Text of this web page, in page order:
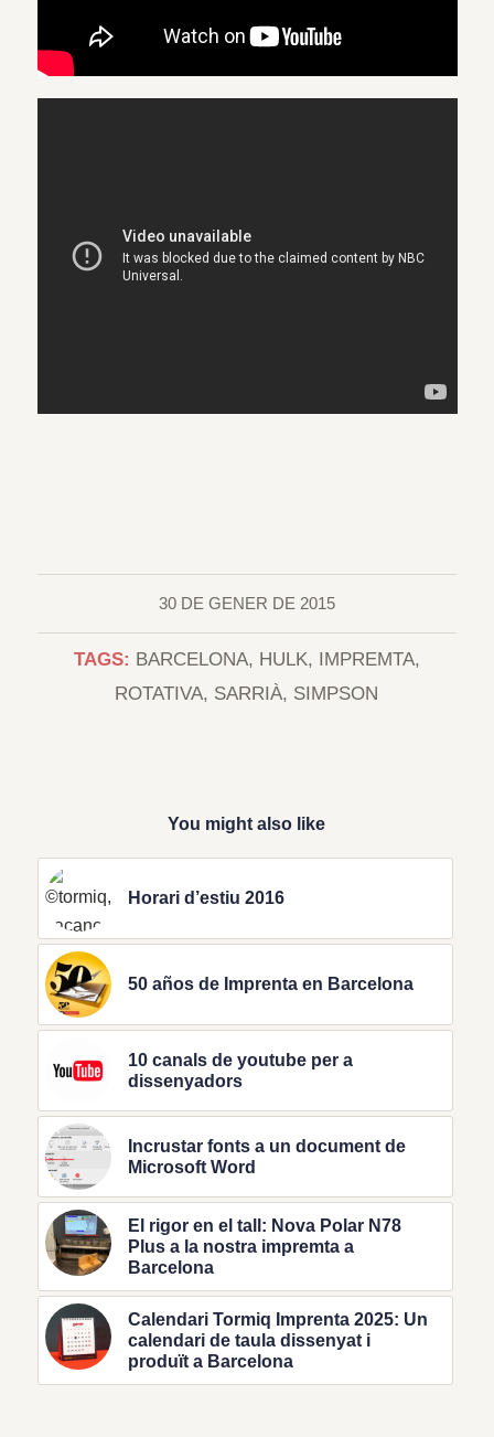
30 DE GENER DE 2015
TAGS: BARCELONA, HULK, IMPREMTA,
ROTATIVA, SARRIÀ, SIMPSON
You might also like
Horari d’estiu 2016
50 años de Imprenta en Barcelona
10 canals de youtube per a
dissenyadors
Incrustar fonts a un document de
Microsoft Word
El rigor en el tall: Nova Polar N78
Plus a la nostra impremta a
Barcelona
Calendari Tormiq Imprenta 2025: Un
calendari de taula dissenyat i
produït a Barcelona